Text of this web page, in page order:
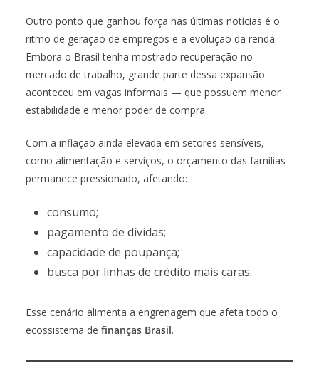
Outro ponto que ganhou força nas últimas notícias é o
ritmo de geração de empregos e a evolução da renda.
Embora o Brasil tenha mostrado recuperação no
mercado de trabalho, grande parte dessa expansão
aconteceu em vagas informais — que possuem menor
estabilidade e menor poder de compra.
Com a inflação ainda elevada em setores sensíveis,
como alimentação e serviços, o orçamento das famílias
permanece pressionado, afetando:
consumo;
pagamento de dívidas;
capacidade de poupança;
busca por linhas de crédito mais caras.
Esse cenário alimenta a engrenagem que afeta todo o
ecossistema de finanças Brasil.